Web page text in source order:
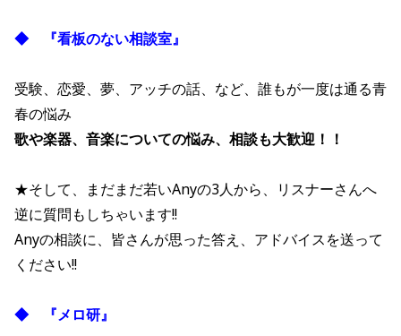
◆ 『看板のない相談室』
受験、恋愛、夢、アッチの話、など、誰もが一度は通る青
春の悩み
歌や楽器、音楽についての悩み、相談も大歓迎！！
★そして、まだまだ若いAnyの3人から、リスナーさんへ
逆に質問もしちゃいます!!
Anyの相談に、皆さんが思った答え、アドバイスを送って
ください!!
◆ 『メロ研』